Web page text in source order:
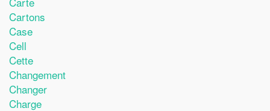
Cartons
Case
Cell
Cette
Changement
Changer
Charge